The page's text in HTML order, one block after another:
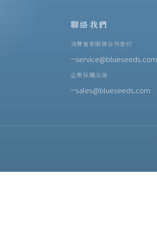
聯絡我們
消費者客服與合作邀約
service@blueseeds.com
企業採購洽詢
sales@blueseeds.com